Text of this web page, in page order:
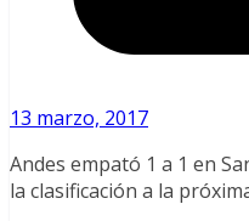
13 marzo, 2017
Andes empató 1 a 1 en
la clasificación a la